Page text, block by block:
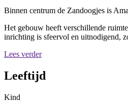
Binnen centrum de Zandoogjes is
Het gebouw heeft verschillende
inrichting is sfeervol en uitnodigend,
Lees verder
Leeftijd
Kind